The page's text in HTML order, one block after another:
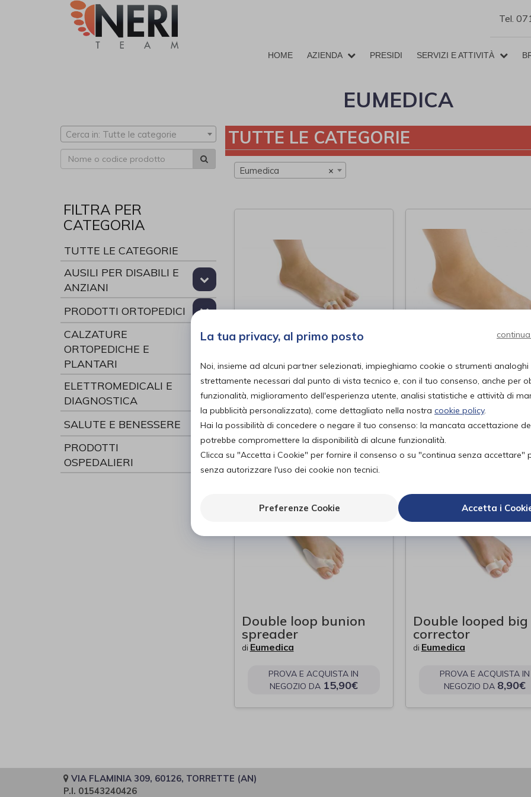
Tel.
HOME AZIENDA PRESIDI SERVIZI E ATTIVITÀ
EUMEDICA
Cerca in: Tutte le categorie
FILTRA PER
CATEGORIA
TUTTE LE CATEGORIE
AUSILI PER DISABILI E
ANZIANI
PRODOTTI ORTOPEDICI
CALZATURE
ORTOPEDICHE E
PLANTARI
ELETTROMEDICALI E
DIAGNOSTICA
SALUTE E BENESSERE
PRODOTTI
OSPEDALIERI
TUTTE LE CATEGORIE
×
Eumedica
Double looped small
toe corrector
di Eumedica
PROVA E ACQUISTA IN
NEGOZIO DA 7,90€
Eupinkifinger
loop
di Eumedica
PROVA E ACQUISTA IN
NEGOZIO DA12,20€
Double loop bunion
spreader
di Eumedica
PROVA E ACQUISTA IN
NEGOZIO DA 15,90€
Double looped
corrector
di Eumedica
PROVA E ACQUISTA IN
NEGOZIO DA 8,90€
VIA FLAMINIA 309, 60126, TORRETTE (AN)
P.I. 01543240426
La tua privacy, al primo posto
Noi, insieme ad alcuni partner selezionati, impieghiamo cookie o strumenti analoghi
strettamente necessari dal punto di vista tecnico e, con il tuo consenso, anche per
funzionalità, miglioramento dell'esperienza utente, analisi statistiche e attività di
la pubblicità personalizzata), come dettagliato nella nostra cookie policy.
Hai la possibilità di concedere o negare il tuo consenso: la mancata accettazione
potrebbe compromettere la disponibilità di alcune funzionalità.
Clicca su "Accetta i Cookie" per fornire il consenso o su "continua senza accettare"
senza autorizzare l'uso dei cookie non tecnici.
Preferenze Cookie Accetta i